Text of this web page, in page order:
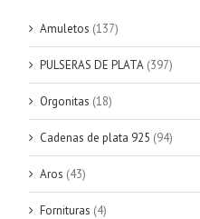
Amuletos (137)
PULSERAS DE PLATA (397)
Orgonitas (18)
Cadenas de plata 925 (94)
Aros (43)
Fornituras (4)